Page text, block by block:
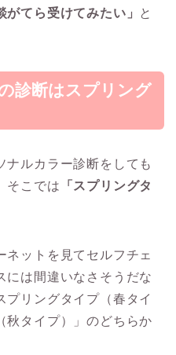
てら受けてみたい」 と
診断はスプリング
ナルカラー診断をしても
そこでは 「スプリングタ
ネットを見てセルフチェ
には間違いなさそうだな
プリングタイプ（春タイ
秋タイプ）」のどちらか